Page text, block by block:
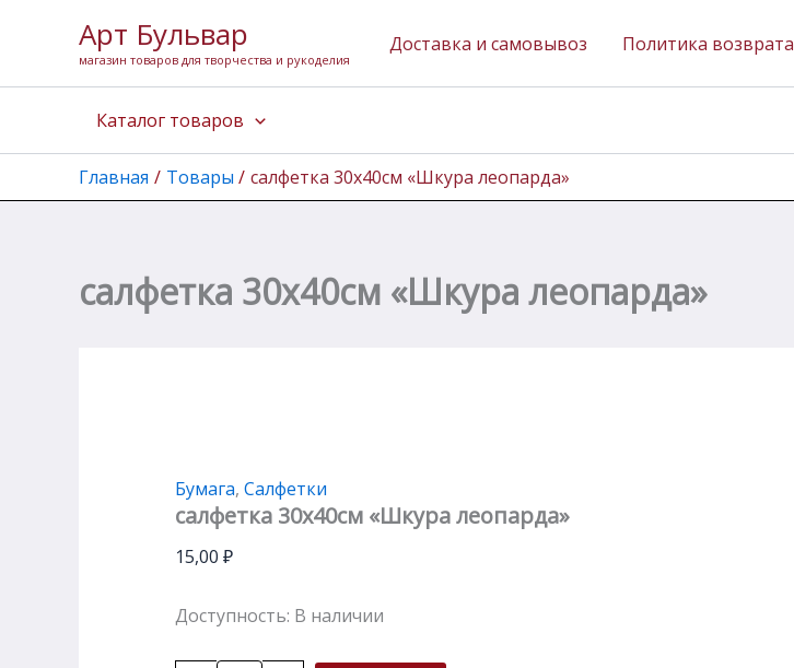
содержимому
Арт Бульвар
магазин товаров для творчества и рукоделия
Доставка и самовывоз Политика возврата
Каталог товаров
Главная Товары салфетка 30х40см «Шкура леопарда»
салфетка 30х40см «Шкура леопарда»
Бумага, Салфетки
салфетка 30х40см «Шкура леопарда»
15,00 ₽
Доступность: В наличии
товара
салфетка
30х40см
леопарда"